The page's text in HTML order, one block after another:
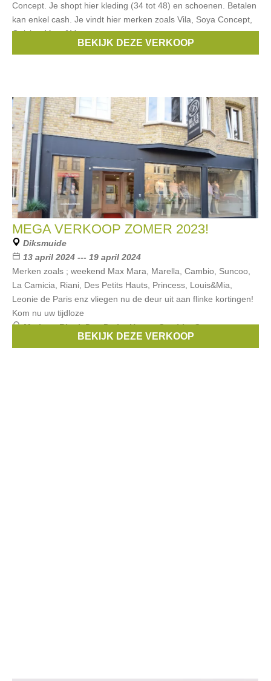
Concept. Je shopt hier kleding (34 tot 48) en schoenen. Betalen
kan enkel cash. Je vindt hier merken zoals Vila, Soya Concept,
Geisha, More&More,
Tom Tailor,Geisha,Ichi,signe nature
BEKIJK DEZE VERKOOP
MEGA VERKOOP ZOMER 2023!
Diksmuide
13 april 2024 --- 19 april 2024
Merken zoals ; weekend Max Mara, Marella, Cambio, Suncoo,
La Camicia, Riani, Des Petits Hauts, Princess, Louis&Mia,
Leonie de Paris enz vliegen nu de deur uit aan flinke kortingen!
Kom nu uw tijdloze
Merken:Riani,Des Petits Hauts,Cambio,Suncoo,
BEKIJK DEZE VERKOOP